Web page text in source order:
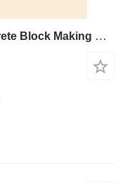
Conmach BlockKing-36MS Concrete Block Making Machine -12.000 units/shift